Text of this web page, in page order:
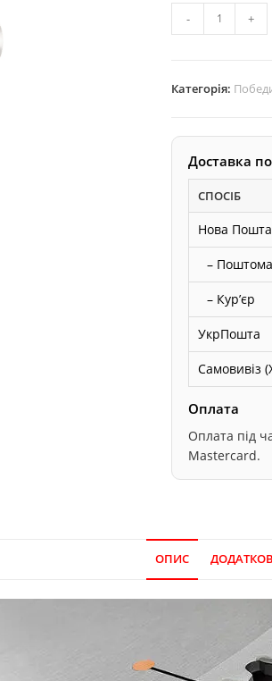
d20
победитовою
напайкою
дереву
кількість
- +
Категорія:
Доставка по
СПОСІБ
Нова Пошта
–
– Курʼєр
УкрПошта
Самовивіз
Оплата
Оплата під
Mastercard.
ОПИС